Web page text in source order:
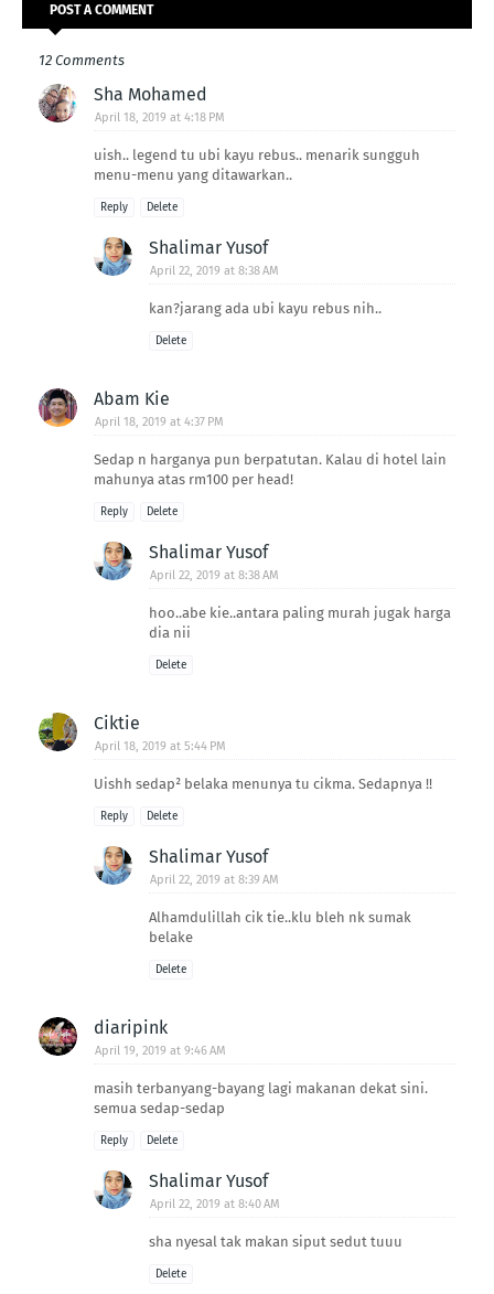
POST A COMMENT
12 Comments
Sha Mohamed
April 18, 2019 at 4:18 PM
uish.. legend tu ubi kayu rebus.. menarik sungguh
menu-menu yang ditawarkan..
Reply Delete
Shalimar Yusof
April 22, 2019 at 8:38 AM
kan?jarang ada ubi kayu rebus nih..
Delete
Abam Kie
April 18, 2019 at 4:37 PM
Sedap n harganya pun berpatutan. Kalau di hotel lain
mahunya atas rm100 per head!
Reply Delete
Shalimar Yusof
April 22, 2019 at 8:38 AM
hoo..abe kie..antara paling murah jugak harga
dia nii
Delete
Ciktie
April 18, 2019 at 5:44 PM
Uishh sedap² belaka menunya tu cikma. Sedapnya !!
Reply Delete
Shalimar Yusof
April 22, 2019 at 8:39 AM
Alhamdulillah cik tie..klu bleh nk sumak
belake
Delete
diaripink
April 19, 2019 at 9:46 AM
masih terbanyang-bayang lagi makanan dekat sini.
semua sedap-sedap
Reply Delete
Shalimar Yusof
April 22, 2019 at 8:40 AM
sha nyesal tak makan siput sedut tuuu
Delete